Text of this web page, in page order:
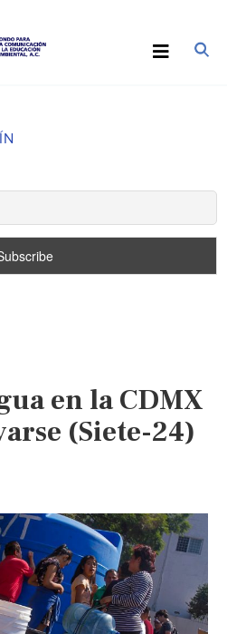
en la CDMX
(Siete-24)